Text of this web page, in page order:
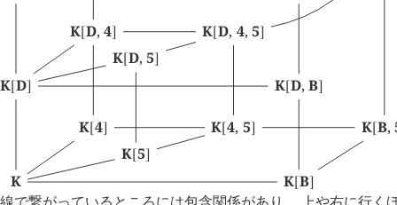
K[ D, 4 K [D, 4, 5
K[ D, 5
K D K[ D, B
K[ 4] K [4, 5 K[ B,
K[ 5
K K[ B]